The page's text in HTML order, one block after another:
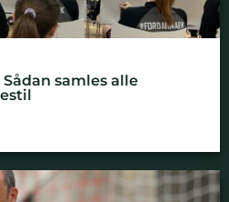
samles alle